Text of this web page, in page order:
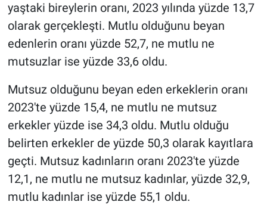
yaştaki bireylerin oranı, 2023 yılında yüzde 13,7
olarak gerçekleşti. Mutlu olduğunu beyan
edenlerin oranı yüzde 52,7, ne mutlu ne
mutsuzlar ise yüzde 33,6 oldu.
Mutsuz olduğunu beyan eden erkeklerin oranı
2023'te yüzde 15,4, ne mutlu ne mutsuz
erkekler yüzde ise 34,3 oldu. Mutlu olduğu
belirten erkekler de yüzde 50,3 olarak kayıtlara
geçti. Mutsuz kadınların oranı 2023'te yüzde
12,1, ne mutlu ne mutsuz kadınlar, yüzde 32,9,
mutlu kadınlar ise yüzde 55,1 oldu.